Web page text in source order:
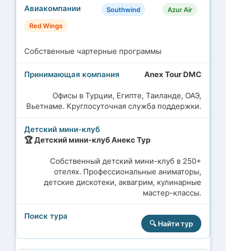
Southwind
Azur Air
Red Wings
Собственные чартерные программы
Anex Tour DMC
Офисы в Турции, Египте, Таиланде, ОАЭ,
Вьетнаме. Круглосуточная служба поддержки.
🏆 Детский мини-клуб Анекс Тур
Собственный детский мини-клуб в 250+
отелях. Профессиональные аниматоры,
детские дискотеки, аквагрим, кулинарные
мастер-классы.
🔍 Найти тур